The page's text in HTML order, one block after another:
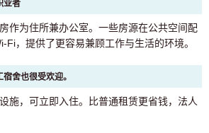
业者
作为住所兼办公室。一些房源在公共空间配
Fi，提供了更容易兼顾工作与生活的环境。
舍也很受欢迎。
施，可立即入住。比普通租赁更省钱，法人